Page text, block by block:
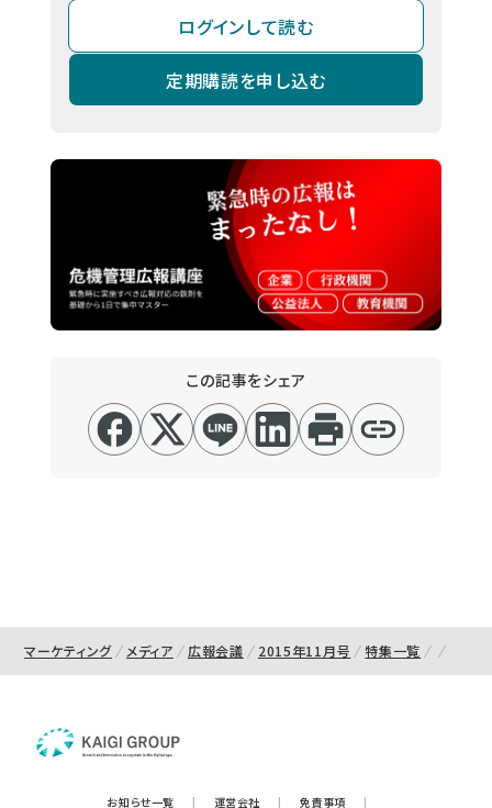
ログインして読む
定期購読を申し込む
この記事をシェア
マーケティング メディア 広報会議 2015年11月号 特集一覧
お知らせ一覧 | 運営会社 | 免責事項 |